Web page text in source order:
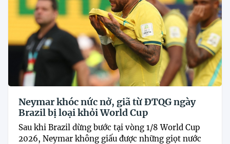
Neymar khóc nức nở, giã từ ĐTQG ngày
Brazil bị loại khỏi World Cup
Sau khi Brazil dừng bước tại vòng 1/8 World Cup
2026, Neymar không giấu được những giọt nước